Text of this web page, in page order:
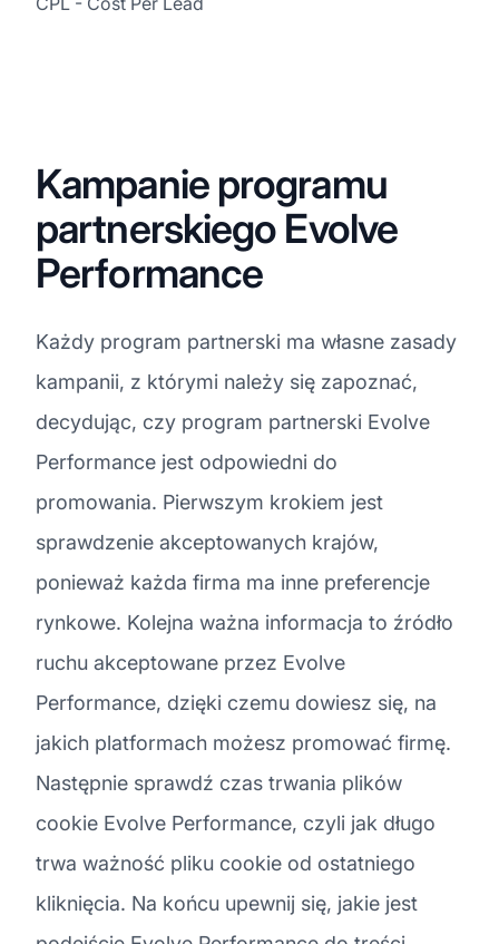
Kampanie programu
partnerskiego Evolve
Performance
Każdy program partnerski ma własne zasady
kampanii, z którymi należy się zapoznać,
decydując, czy program partnerski Evolve
Performance jest odpowiedni do
promowania. Pierwszym krokiem jest
sprawdzenie akceptowanych krajów,
ponieważ każda firma ma inne preferencje
rynkowe. Kolejna ważna informacja to źródło
ruchu akceptowane przez Evolve
Performance, dzięki czemu dowiesz się, na
jakich platformach możesz promować firmę.
Następnie sprawdź czas trwania plików
cookie Evolve Performance, czyli jak długo
trwa ważność pliku cookie od ostatniego
kliknięcia. Na końcu upewnij się, jakie jest